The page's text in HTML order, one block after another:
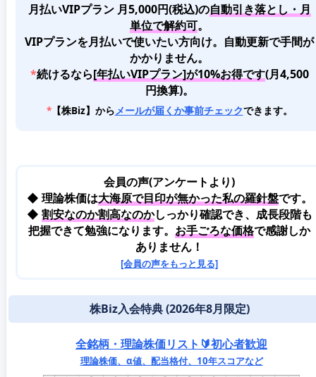
月払いVIPプラン 月5,000円(税込)の自動引き落とし・月
単位で解約可。
VIPプランを月払いで使いたい方向け。自動更新で手間が
かかりません。
*続けるなら[年払いVIPプラン]が10%お得です(月4,500
円換算)。
*【株Biz】から メールが届くか事前チェックできます。
会員の声(アンケートより)
◆ 理論株価は大海原で目印が無かった私の羅針盤です。
◆ 割安なのか割高なのかしっかり確認でき、成長段階も
把握できて勉強になります。 お手ごろな価格で感謝しか
ありません！
[会員の声をもっと見る]
株Biz入会特典 (2026年8月限定)
全銘柄・理論株価リスト🔰初心者歓迎
理論株価、α値、配当格付、10年スコアなど